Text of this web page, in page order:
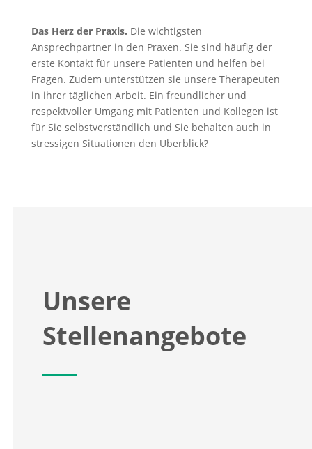
Das Herz der Praxis. Die wichtigsten
Ansprechpartner in den Praxen. Sie sind häufig der
erste Kontakt für unsere Patienten und helfen bei
Fragen. Zudem unterstützen sie unsere Therapeuten
in ihrer täglichen Arbeit. Ein freundlicher und
respektvoller Umgang mit Patienten und Kollegen ist
für Sie selbstverständlich und Sie behalten auch in
stressigen Situationen den Überblick?
Unsere
Stellenangebote